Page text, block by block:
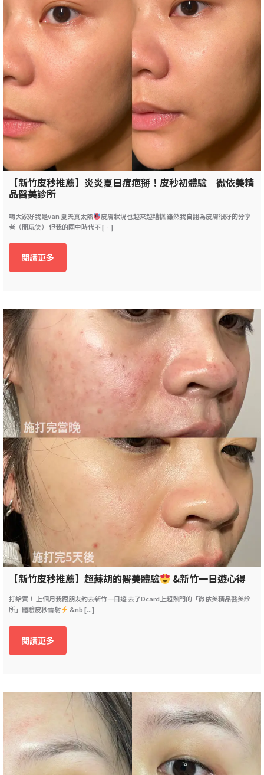
【新竹皮秒推薦】炎炎夏日痘疤掰！皮秒初體驗｜微依美精
品醫美診所
嗨大家好我是van 夏天真太熱
皮膚狀況也越來越糟糕 雖然我自詡為皮膚很好的分享
者（開玩笑） 但我的國中時代不 […]
閱讀更多
【新竹皮秒推薦】超蘇胡的醫美體驗 &新竹一日遊心得
打給賀！ 上個月我跟朋友約去新竹一日遊 去了Dcard上超熱門的「微依美精品醫美診
所」體驗皮秒雷射
&nb [...]
閱讀更多